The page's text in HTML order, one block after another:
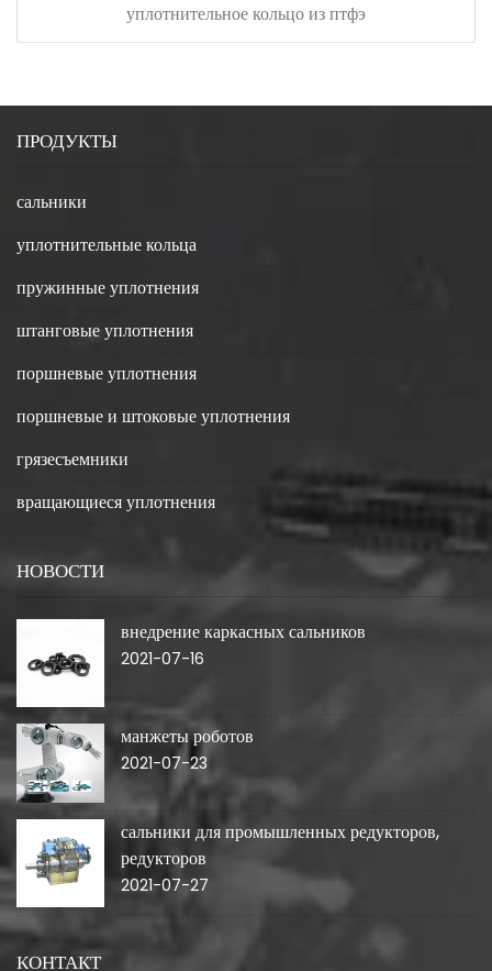
уплотнительное кольцо из птфэ
ПРОДУКТЫ
сальники
уплотнительные кольца
пружинные уплотнения
штанговые уплотнения
поршневые уплотнения
поршневые и штоковые уплотнения
грязесъемники
вращающиеся уплотнения
НОВОСТИ
внедрение каркасных сальников
2021-07-16
манжеты роботов
2021-07-23
сальники для промышленных редукторов,
редукторов
2021-07-27
КОНТАКТ